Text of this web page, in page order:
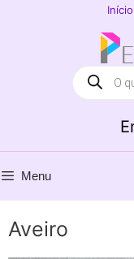
Início
Products
search
Menu
Aveiro